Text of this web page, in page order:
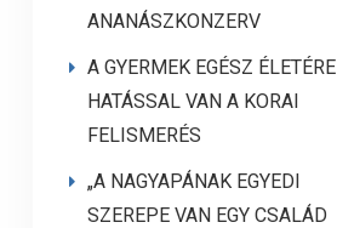
ANANÁSZKONZERV
A GYERMEK EGÉSZ ÉLETÉRE
HATÁSSAL VAN A KORAI
FELISMERÉS
„A NAGYAPÁNAK EGYEDI
SZEREPE VAN EGY CSALÁD